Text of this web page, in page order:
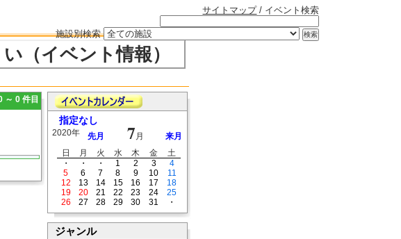
サイトマップ/ イベント検索
施設別検索
（イベント情報）
～ 0 件目
指定なし
2020年 先月 7 月
来月
日
月 火 水 木 金
土
・
・ ・ 1 2 3
4
5
6 7 8 9 10
11
12
13 14 15 16 17
18
19
20 21 22 23 24
25
26
27 28 29 30 31 ・
ジャンル